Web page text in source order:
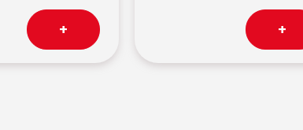
+ +